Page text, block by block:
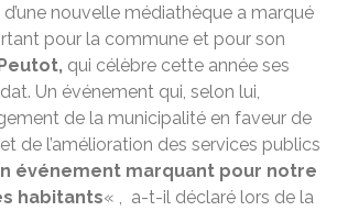
nouvelle médiathèque a marqué
pour la commune et pour son
qui célèbre cette année ses
Un événement qui, selon lui,
de la municipalité en faveur de
de l’amélioration des services publics
événement marquant pour notre
habitants« , a-t-il déclaré lors de la